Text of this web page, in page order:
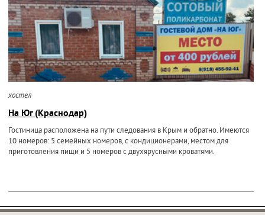
хостел
На Юг (Краснодар)
Гостиница расположена на пути следования в Крым и обратно. Имеются
10 номеров: 5 семейных номеров, с кондиционерами, местом для
приготовления пищи и 5 номеров с двухярусными кроватями.